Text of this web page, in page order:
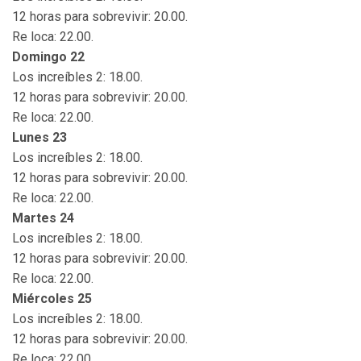
12 horas para sobrevivir: 20.00.
Re loca: 22.00.
Domingo 22
Los increíbles 2: 18.00.
12 horas para sobrevivir: 20.00.
Re loca: 22.00.
Lunes 23
Los increíbles 2: 18.00.
12 horas para sobrevivir: 20.00.
Re loca: 22.00.
Martes 24
Los increíbles 2: 18.00.
12 horas para sobrevivir: 20.00.
Re loca: 22.00.
Miércoles 25
Los increíbles 2: 18.00.
12 horas para sobrevivir: 20.00.